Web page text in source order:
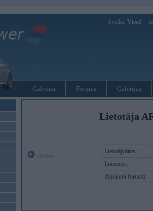
Sveiks, Viesi!
Galvenā Forums Galerijas
Lietotāja
Lietotājvārds:
Intereses:
Ziņojumi forumā: